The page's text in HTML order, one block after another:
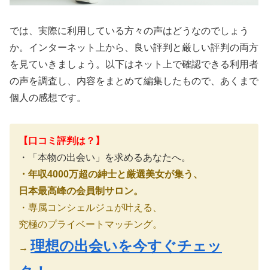
では、実際に利用している方々の声はどうなのでしょう
か。インターネット上から、良い評判と厳しい評判の両方
を見ていきましょう。以下はネット上で確認できる利用者
の声を調査し、内容をまとめて編集したもので、あくまで
個人の感想です。
【口コミ評判は？】
・「本物の出会い」を求めるあなたへ。
・年収4000万超の紳士と厳選美女が集う、
日本最高峰の会員制サロン。
・専属コンシェルジュが叶える、
究極のプライベートマッチング。
→ 理想の出会いを今すぐチェッ